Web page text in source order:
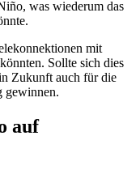
was wiederum das
mit
Sollte sich dies
Zukunft auch für die
gewinnen.
auf